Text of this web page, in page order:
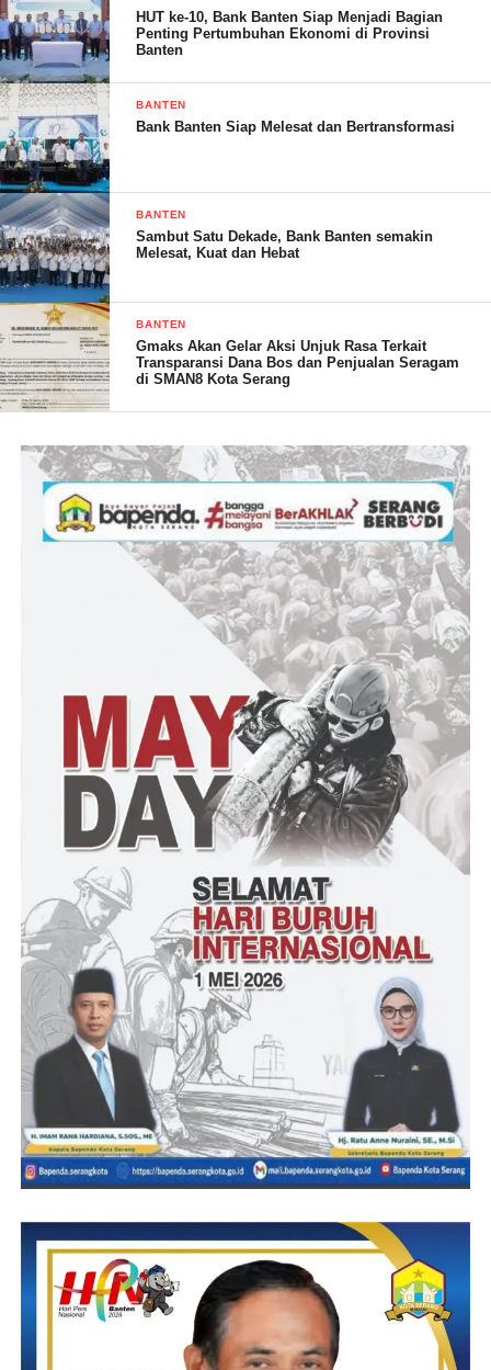
Adapun waktunya bervariasi, baik mulai dari 3 bulan hingga 6
bulan lamanya.
“Setelah sertifikat dikeluarkan oleh Bank, kita proses balik nama
ke Notaris, termasuk proses peningkatan hak milik.
Kemungkinan lamanya karena dijadikan sertifikat elektronik,”
ujarnya.
Syarip juga mengaku jika sebagian besar para konsumen juga
mendapatkan persoalan serupa. Namun, Ada yang cepat atau
lambat, tergantung kesiapan admistrasinya masing-masing.
“Ada beberapa konsumen yang mengajukan untuk mengurus
sendiri, tidak melalui notaris yang sudah kami tentukan,”
terangnya. (Dinar)
Post Views: 17
HUT ke-10, Bank Banten Siap Menjadi Bagian
Penting Pertumbuhan Ekonomi di Provinsi
Banten
BANTEN
Bank Banten Siap Melesat dan Bertransformasi
BANTEN
Sambut Satu Dekade, Bank Banten semakin
Melesat, Kuat dan Hebat
BANTEN
Gmaks Akan Gelar Aksi Unjuk Rasa Terkait
Transparansi Dana Bos dan Penjualan Seragam
di SMAN8 Kota Serang